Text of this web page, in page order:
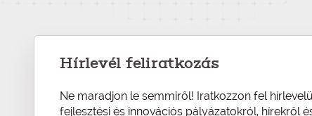
Hírlevél feliratkozás
Ne maradjon le semmiről! Iratkozzon fel
fejlesztési és innovációs pályázatokról, hírekről